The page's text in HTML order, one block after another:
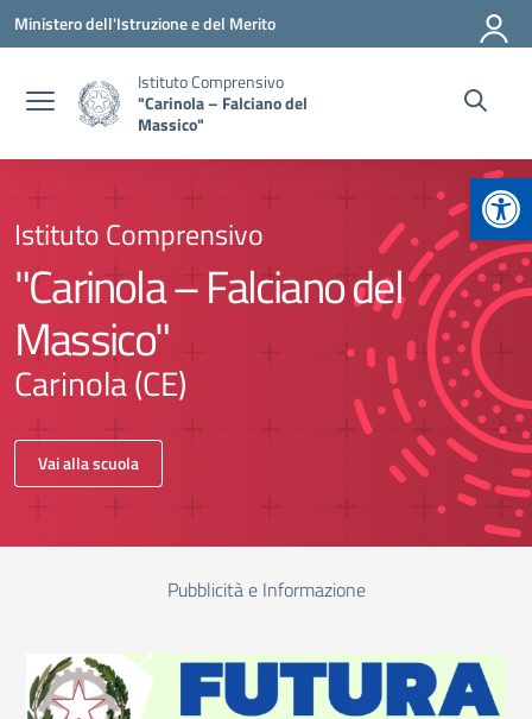
Vai ai contenuti
Vai al menu di navigazione
Vai al footer
Ministero dell'Istruzione e del Merito
Istituto Comprensivo
"Carinola – Falciano del
Massico"
Istituto Comprensivo
"Carinola – Falciano del
Massico"
Carinola (CE)
Vai alla scuola
Pubblicità e Informazione